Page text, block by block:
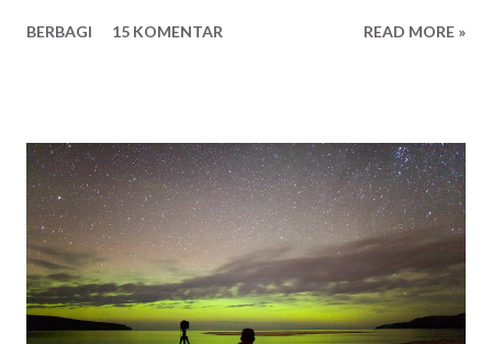
BERBAGI 15 KOMENTAR READ MORE »